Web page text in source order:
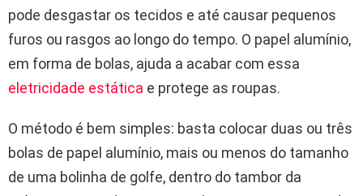
pode desgastar os tecidos e até causar pequenos
furos ou rasgos ao longo do tempo. O papel alumínio,
em forma de bolas, ajuda a acabar com essa
eletricidade estática e protege as roupas.
O método é bem simples: basta colocar duas ou três
bolas de papel alumínio, mais ou menos do tamanho
de uma bolinha de golfe, dentro do tambor da